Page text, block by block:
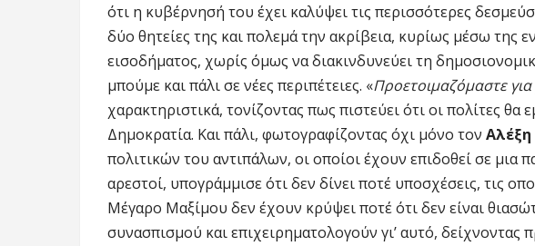
ότι η κυβέρνησή του έχει καλύψει τις περισσότερες
δύο θητείες της και πολεμά την ακρίβεια, κυρίως μέσω της
εισοδήματος, χωρίς όμως να διακινδυνεύει τη
μπούμε και πάλι σε νέες περιπέτειες. «Προετοιμαζόμαστε για
χαρακτηριστικά, τονίζοντας πως πιστεύει ότι οι πολίτες θα
Δημοκρατία. Και πάλι, φωτογραφίζοντας όχι μόνο τον
πολιτικών του αντιπάλων, οι οποίοι έχουν επιδοθεί σε μια
αρεστοί, υπογράμμισε ότι δεν δίνει ποτέ υποσχέσεις, τις
Μέγαρο Μαξίμου δεν έχουν κρύψει ποτέ ότι δεν είναι
συνασπισμού και επιχειρηματολογούν γι’ αυτό,